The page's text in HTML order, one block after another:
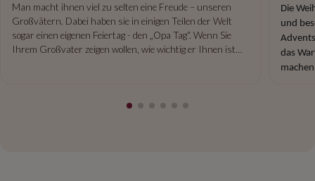
Man macht ihnen viel zu selten eine Freude – unseren
Großvätern. Dabei haben sie in einigen Teilen der Welt
sogar einen eigenen Feiertag - den „Opa Tag“. Wenn Sie
Ihrem Großvater zeigen wollen, wie wichtig er Ihnen ist
Die
und
das